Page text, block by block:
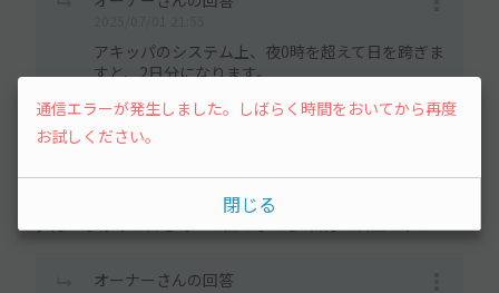
アキッパのシステム上、夜0時を超えて日を跨ぎま
すと、2日分になります。
2025/06/06 16:20
夕方から停めて日を跨いで出庫しても1日分の料金ですか？
オーナーさんの回答
通信エラーが発生しました。しばらく時間をおいてから再度
お試しください。
閉じる